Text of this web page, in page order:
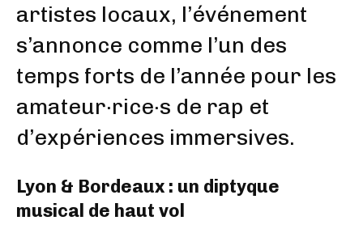
artistes locaux, l’événement
s’annonce comme l’un des
temps forts de l’année pour les
amateur·rice·s de rap et
d’expériences immersives.
Lyon & Bordeaux : un diptyque
musical de haut vol